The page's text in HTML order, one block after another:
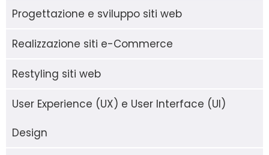
Progettazione e sviluppo siti web
Realizzazione siti e-Commerce
Restyling siti web
User Experience (UX) e User Interface (UI)
Design